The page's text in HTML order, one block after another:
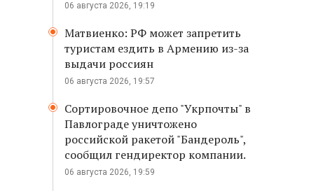
06 августа 2026, 19:19
Матвиенко: РФ может запретить
туристам ездить в Армению из-за
выдачи россиян
06 августа 2026, 19:57
Сортировочное депо "Укрпочты" в
Павлограде уничтожено
российской ракетой "Бандероль",
сообщил гендиректор компании.
06 августа 2026, 19:59